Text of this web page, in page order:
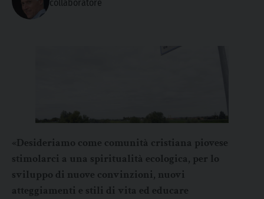
collaboratore
«Desideriamo come comunità cristiana piovese
stimolarci a una spiritualità ecologica, per lo
sviluppo di nuove convinzioni, nuovi
atteggiamenti e stili di vita ed educare